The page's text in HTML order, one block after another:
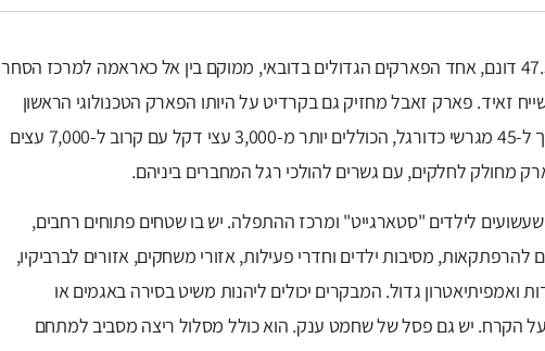
פארק זאבל משתרע על פני 47.5 דונם, אחד הפארקים הגדולים בדובאי, ממוקם בין אל כאראמה למרכז הסחר
זאיד. פארק זאבל מחזיק גם בקרדיט על היותו הפארק הטכנולוגי הראשון
במפרץ. אזור הפארק שווה ערך ל-45 מגרשי כדורגל, הכוללים יותר מ-3,000 עצי דקל עם קרוב ל-7,000 עצים
לילדים "סטארגייט" ומרכז ההתפלה. יש בו שטחים פתוחים רחבים,
מסיבות ילדים וחדרי פעילות, אזורי משחקים, אזורים לברביקיו,
ואמפיתיאטרון גדול. המבקרים יכולים ליהנות משיט בסירה באגמים או
יש גם פסל של שחמט ענק. הוא כולל מסלול ריצה מסביב למתחם